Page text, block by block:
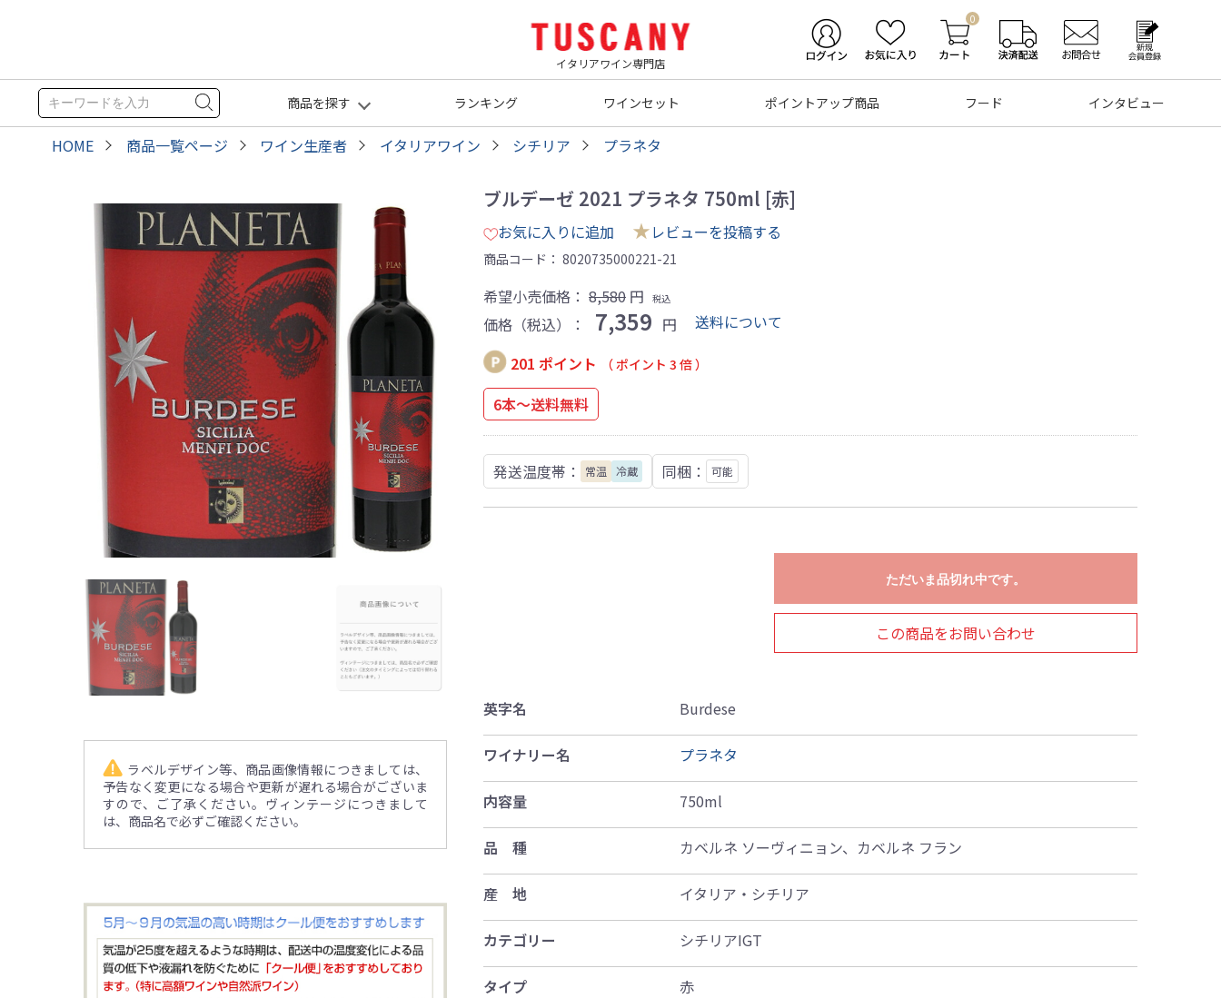
イタリアワイン専門店
0
商品を探す ランキング ワインセット ポイントアップ商品 フード インタビュー
HOME 商品一覧ページ ワイン生産者 イタリアワイン シチリア プラネタ
ラベルデザイン等、商品画像情報につきましては、
予告なく変更になる場合や更新が遅れる場合がございま
すので、ご了承ください。ヴィンテージにつきまして
は、商品名で必ずご確認ください。
ブルデーゼ 2021 プラネタ 750ml [赤]
お気に入りに追加 ★レビューを投稿する
商品コード： 8020735000221-21
希望小売価格： 8,580 円 税込
価格（税込）： 7,359 円
送料について
201 ポイント
（ ポイント 3 倍 ）
6本～送料無料
発送温度帯： 常温 冷蔵 同梱： 可能
ただいま品切れ中です。
この商品をお問い合わせ
英字名 Burdese
ワイナリー名 プラネタ
内容量 750ml
品 種 カベルネ ソーヴィニョン、カベルネ フラン
産 地 イタリア・シチリア
カテゴリー シチリアIGT
タイプ 赤